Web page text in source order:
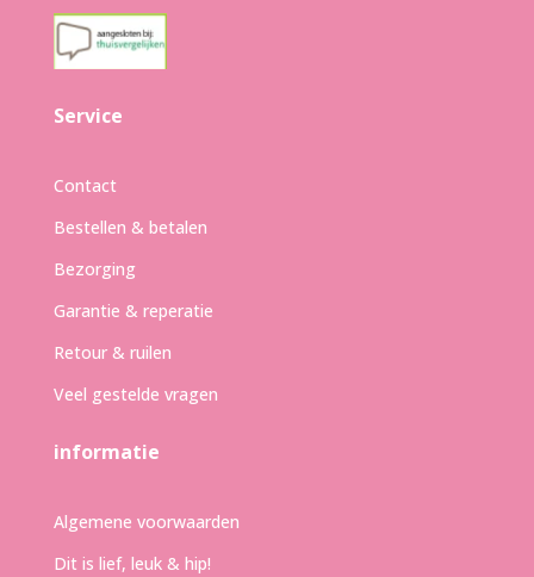
Service
Contact
Bestellen & betalen
Bezorging
Garantie & reperatie
Retour & ruilen
Veel gestelde vragen
informatie
Algemene voorwaarden
Dit is lief, leuk & hip!